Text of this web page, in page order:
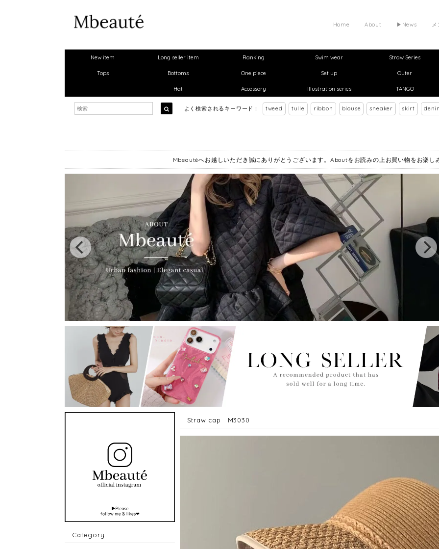
▶︎News
About
Home
New item Long seller item Ranking Swim wear Straw Series
Tops Bottoms One piece Set up Outer
Hat Accessory Illustration series TANGO
よく検索されるキーワード： tweed tulle ribbon blouse sneaker skirt
Mbeautéへお越しいただき誠にありがとうございます。Aboutをお読みの上お買い物をお楽し
Category
Straw cap M3030